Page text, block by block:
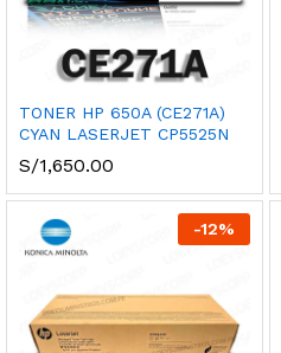
TONER HP 650A (CE271A)
CYAN LASERJET CP5525N
S/1,650.00
-12%